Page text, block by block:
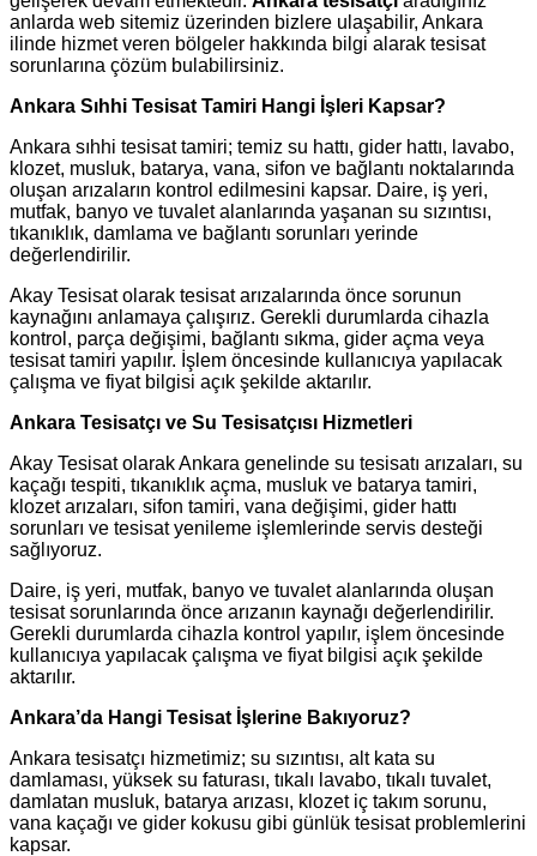
anlarda web sitemiz üzerinden bizlere ulaşabilir, Ankara
ilinde hizmet veren bölgeler hakkında bilgi alarak tesisat
sorunlarına çözüm bulabilirsiniz.
Ankara Sıhhi Tesisat Tamiri Hangi İşleri Kapsar?
Ankara sıhhi tesisat tamiri; temiz su hattı, gider hattı, lavabo,
klozet, musluk, batarya, vana, sifon ve bağlantı noktalarında
oluşan arızaların kontrol edilmesini kapsar. Daire, iş yeri,
mutfak, banyo ve tuvalet alanlarında yaşanan su sızıntısı,
tıkanıklık, damlama ve bağlantı sorunları yerinde
değerlendirilir.
Akay Tesisat olarak tesisat arızalarında önce sorunun
kaynağını anlamaya çalışırız. Gerekli durumlarda cihazla
kontrol, parça değişimi, bağlantı sıkma, gider açma veya
tesisat tamiri yapılır. İşlem öncesinde kullanıcıya yapılacak
çalışma ve fiyat bilgisi açık şekilde aktarılır.
Ankara Tesisatçı ve Su Tesisatçısı Hizmetleri
Akay Tesisat olarak Ankara genelinde su tesisatı arızaları, su
kaçağı tespiti, tıkanıklık açma, musluk ve batarya tamiri,
klozet arızaları, sifon tamiri, vana değişimi, gider hattı
sorunları ve tesisat yenileme işlemlerinde servis desteği
sağlıyoruz.
Daire, iş yeri, mutfak, banyo ve tuvalet alanlarında oluşan
tesisat sorunlarında önce arızanın kaynağı değerlendirilir.
Gerekli durumlarda cihazla kontrol yapılır, işlem öncesinde
kullanıcıya yapılacak çalışma ve fiyat bilgisi açık şekilde
aktarılır.
Ankara’da Hangi Tesisat İşlerine Bakıyoruz?
Ankara tesisatçı hizmetimiz; su sızıntısı, alt kata su
damlaması, yüksek su faturası, tıkalı lavabo, tıkalı tuvalet,
damlatan musluk, batarya arızası, klozet iç takım sorunu,
vana kaçağı ve gider kokusu gibi günlük tesisat problemlerini
kapsar.